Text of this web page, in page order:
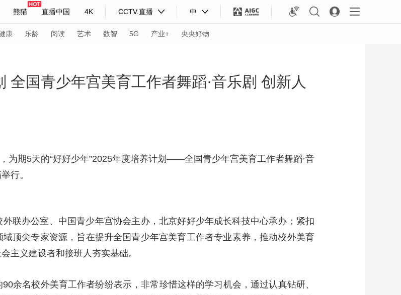
熊猫 直播中国 4K CCTV.直播 中
天天学习
视影音
康 乐龄 阅读 艺术 数智 5G 产业+ 央央好物
4K专区 全景新闻
一次
化体育 冰雪道路 足球道路
文化 旅游 科普 健康 乐龄 阅读 艺术 汽车 数智 5G 产业+
智敬中国 全民健康 颜选攻略
全国青少年宫美育工作者舞蹈·音乐剧 创新人
为期5天的“好好少年”2025年度培养计划——全国青少年宫美育工作者舞蹈·音
行。
联办公室、中国青少年宫协会主办，北京好好少年成长科技中心承办；紧扣
顶尖专家资源，旨在提升全国青少年宫美育工作者专业素养，推动校外美育
主义建设者和接班人夯实基础。
余名校外美育工作者纷纷表示，非常珍惜这样的学习机会，通过认真钻研、